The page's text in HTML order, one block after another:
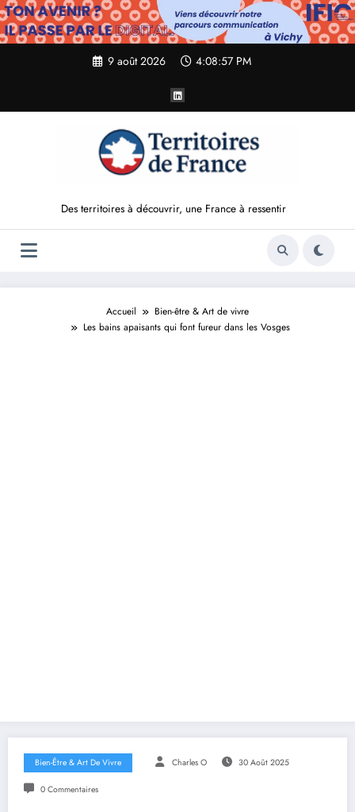
Aller
au
contenu
9 août 2026 4:08:58 PM
Des territoires à découvrir, une France à ressentir
Accueil
Bien-être & Art de vivre
Les bains apaisants qui font fureur dans les Vosges
Bien-Être & Art De Vivre Charles O 30 Août 2025
0 Commentaires